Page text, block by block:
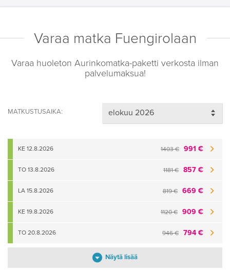
Varaa matka Fuengirolaan
Varaa huoleton Aurinkomatka-paketti verkosta ilman
palvelumaksua!
MATKUSTUSAIKA:
1403 € 991 €
KE 12.8.2026
1181 € 857 €
TO 13.8.2026
819 € 669 €
LA 15.8.2026
1120 € 909 €
KE 19.8.2026
946 € 794 €
TO 20.8.2026
Näytä lisää